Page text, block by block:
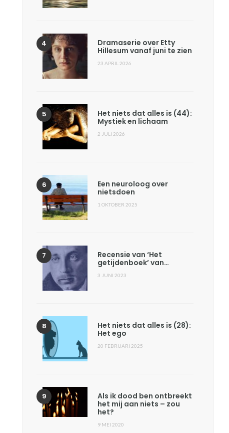
Dramaserie over Etty
Hillesum vanaf juni te zien
23 APRIL 2026
Het niets dat alles is (44):
Mystiek en lichaam
2 JULI 2026
Een neuroloog over
nietsdoen
1 OKTOBER 2025
Recensie van ‘Het
getijdenboek’ van…
3 JUNI 2023
Het niets dat alles is (28):
Het ego
20 FEBRUARI 2025
Als ik dood ben ontbreekt
het mij aan niets – zou
het?
9 MEI 2020